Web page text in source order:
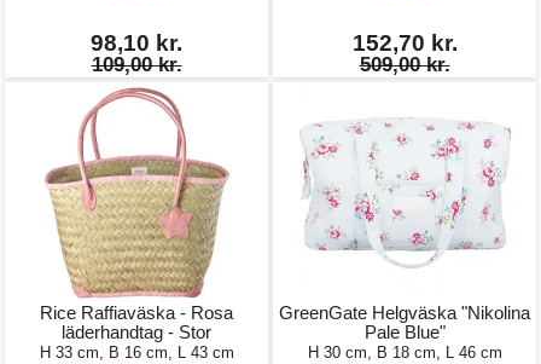
98,10 kr.
109,00 kr.
152,70 kr.
509,00 kr.
Rice Raffiaväska - Rosa
läderhandtag - Stor
H 33 cm, B 16 cm, L 43 cm
GreenGate Helgväska "Nikolina
Pale Blue"
H 30 cm, B 18 cm, L 46 cm